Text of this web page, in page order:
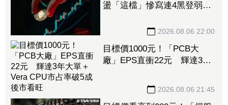
盪「這檔」慘寫連4黑登弱勢
2026.08.06 22:00
目標價1000元！「PCB大
廠」EPS直衝22元 輝達3年
2026.08.06 21:45